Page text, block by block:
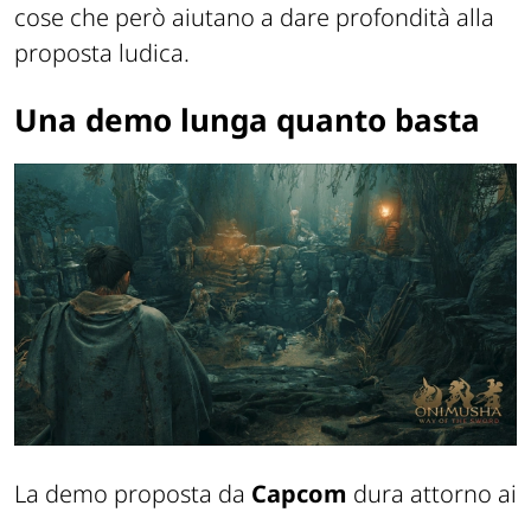
cose che però aiutano a dare profondità alla
proposta ludica.
Una demo lunga quanto basta
La demo proposta da Capcom dura attorno ai